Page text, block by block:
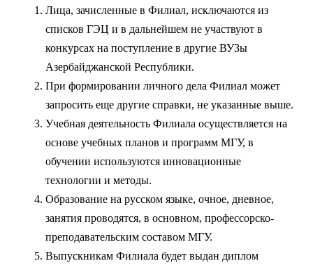
Лица, зачисленные в Филиал, исключаются из
списков ГЭЦ и в дальнейшем не участвуют в
конкурсах на поступление в другие ВУЗы
Азербайджанской Республики.
При формировании личного дела Филиал может
запросить еще другие справки, не указанные выше.
Учебная деятельность Филиала осуществляется на
основе учебных планов и программ МГУ, в
обучении используются инновационные
технологии и методы.
Образование на русском языке, очное, дневное,
занятия проводятся, в основном, профессорско-
преподавательским составом МГУ.
Выпускникам Филиала будет выдан диплом